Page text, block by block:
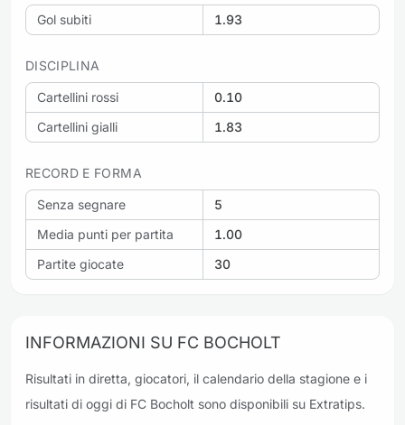
Gol subiti 1.93
DISCIPLINA
Cartellini rossi
0.10
Cartellini gialli
1.83
RECORD E FORMA
Senza segnare
5
Media punti per partita
1.00
Partite giocate
30
INFORMAZIONI SU FC BOCHOLT
Risultati in diretta, giocatori, il calendario della stagione e i
risultati di oggi di FC Bocholt sono disponibili su Extratips.